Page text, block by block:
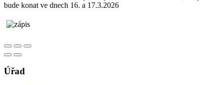
bude konat ve dnech 16. a 17.3.2026
Úřad